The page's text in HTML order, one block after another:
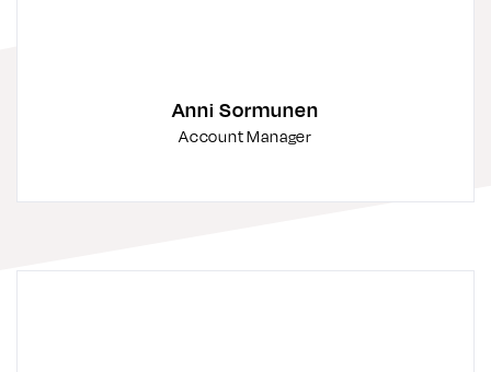
Anni Sormunen
Account Manager